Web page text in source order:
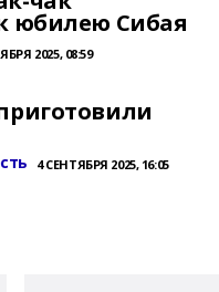
юбилею Сибая
2025, 08:59
4 СЕНТЯБРЯ 2025, 16:05